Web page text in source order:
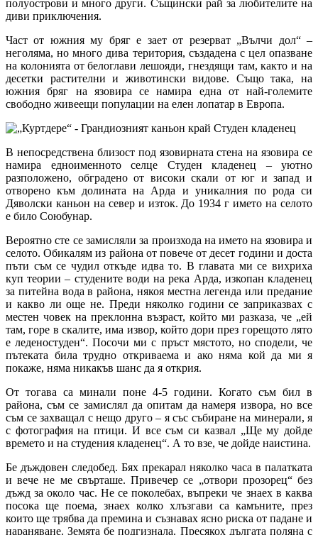
полуострови и много други. Същински рай за любителите на
диви приключения.
Част от южния му бряг е зает от резерват „Вълчи дол“ –
неголяма, но много дива територия, създадена с цел опазване
на колонията от белоглави лешояди, гнездящи там, както и на
десетки растителни и животински видове. Също така, на
южния бряг на язовира се намира една от най-големите
свободно живеещи популации на елен лопатар в Европа.
В непосредствена близост под язовирната стена на язовира се
намира едноименното селце Студен кладенец – уютно
разположено, обградено от високи скали от юг и запад и
отворено към долината на Арда и уникалния по рода си
Дяволски каньон на север и изток. До 1934 г името на селото
е било Союбунар.
Вероятно сте се замисляли за произхода на името на язовира и
селото. Обикалям из района от повече от десет години и доста
пъти съм се чудил откъде идва то. В главата ми се вихриха
куп теории – студените води на река Арда, изкопан кладенец
за питейна вода в района, някоя местна легенда или предание
и какво ли още не. Преди няколко години се заприказвах с
местен човек на преклонна възраст, който ми разказа, че „ей
там, горе в скалите, има извор, който дори през горещото лято
е леденостуден“. Посочи ми с пръст мястото, но сподели, че
пътеката била трудно откриваема и ако няма кой да ми я
покаже, няма никакъв шанс да я открия.
От тогава са минали поне 4-5 години. Когато съм бил в
района, съм се замислял да опитам да намеря извора, но все
съм се захващал с нещо друго – я със събиране на минерали, я
с фотография на птици. И все съм си казвал „Ще му дойде
времето и на студения кладенец“. А то взе, че дойде наистина.
Бе дъждовен следобед. Бях прекарал няколко часа в палатката
и вече не ме свърташе. Привечер се „отвори прозорец“ без
дъжд за около час. Не се поколебах, въпреки че знаех в каква
посока ще поема, знаех колко хлъзгави са камъните, през
които ще трябва да премина и съзнавах ясно риска от падане и
нараняване. Земята бе подгизнала. Пресякох дългата поляна с